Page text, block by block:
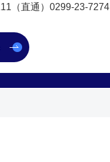
（直通）0299-23-7274